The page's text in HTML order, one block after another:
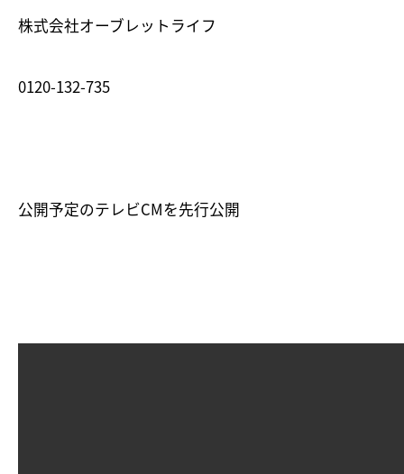
株式会社オーブレットライフ
0120-132-735
公開予定のテレビCMを先行公開